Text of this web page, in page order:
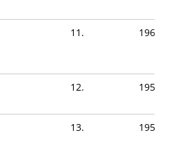
11. 1963
12. 1952
13. 1957